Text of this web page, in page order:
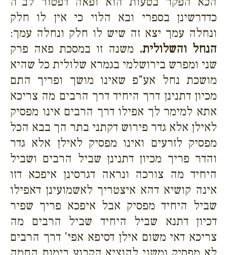
כדדרשינן בספרי ובא הלוי כי אין לו חלק
ונחלה עמך יצא זה שיש לו חלק ונחלה עמך:
הנחל והשלולית. משנה זו במסכת פאה פרק
שני ומפרש בירושלמי בגמרא שלולית כל שהיא
מושכת נחל אע"פ שאינו מושך ופריך התם
מכיון דתנינן דרך היחיד דרך הרבים מה צריכא
אתא למימר לך אפילו דרך הרבים אינו מפסיק
לאילן אלא גדר פירוש דקתני בתר הך בבא הכל
מפסיק לזרעים ואינו מפסיק לאילן אלא גדר
והדר פריך מכיון דתנינן שביל הרבים ושביל
היחיד מה צורכה ונראה דגרסינן איפכא דזו
אינה קושיא דהא איצטריך לאשמועינן דאפילו
שביל היחיד מפסיק אבל איפכא פריך שפיר
דכיון דתנא שביל היחיד שביל הרבים מה
צריכא דאי משום אילן דסיפא אפי' דרך הרבים